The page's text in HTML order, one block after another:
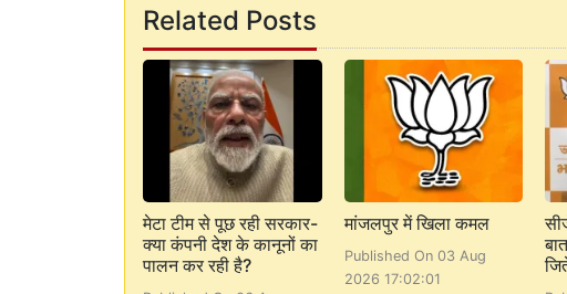
Related Posts
मेटा टीम से पूछ रही सरकार-
क्या कंपनी देश के कानूनों का
पालन कर रही है?
मांजलपुर में खिला कमल
Published On 03 Aug
2026 17:02:01